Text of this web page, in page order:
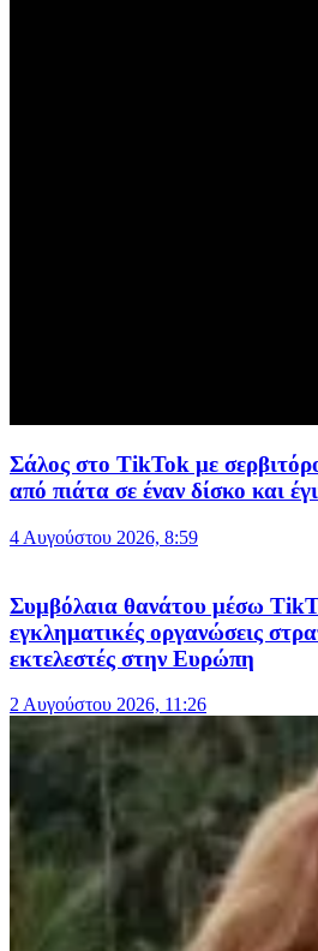
Σάλος στο TikTok με
από πιάτα σε έναν δίσκο και
4 Αυγούστου 2026, 8:59
Συμβόλαια θανάτου μέσω
εγκληματικές οργανώσεις
εκτελεστές στην Ευρώπη
2 Αυγούστου 2026, 11:26